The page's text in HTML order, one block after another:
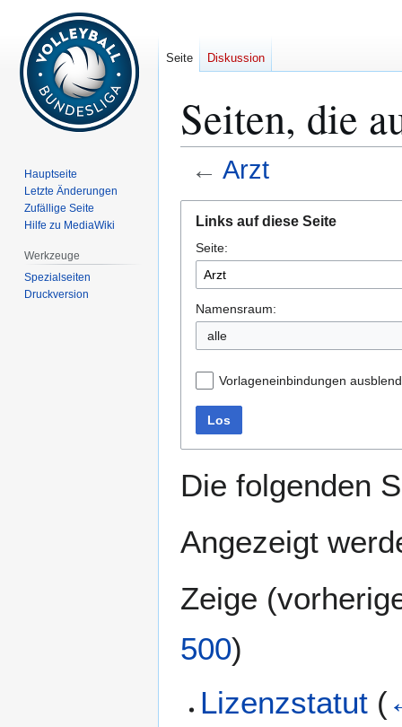
Seiten, die
← Arzt
Navigation
springen
Suche
springen
Links auf diese Seite
Seite:
Namensraum:
alle
Vorlageneinbindungen
Los
Die folgenden
Angezeigt
Zeige (
500)
Lizenzstatut (
Seite Diskussion
Hauptseite
Letzte Änderungen
Zufällige Seite
Hilfe zu MediaWiki
Werkzeuge
Spezialseiten
Druckversion